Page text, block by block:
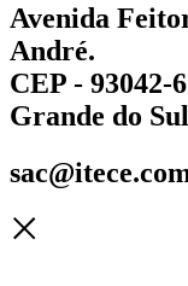
Avenida
André.
CEP - 93042-
Grande do Sul